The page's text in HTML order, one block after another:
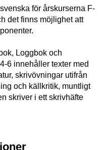
för årskurserna F-
det finns möjlighet att
Loggbok och
6 innehåller texter med
skrivövningar utifrån
och källkritik, muntligt
skriver i ett skrivhäfte